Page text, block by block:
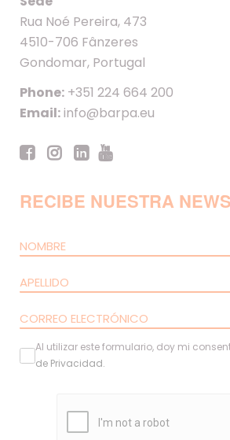
Rua Noé Pereira, 473
4510-706 Fânzeres
Gondomar, Portugal
Phone: +351 224 664 200
Email:info@barpa.eu
RECIBE NUESTRA
Al utilizar este formulario, doy mi
de Privacidad.